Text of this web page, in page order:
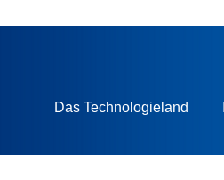
Das Technologieland